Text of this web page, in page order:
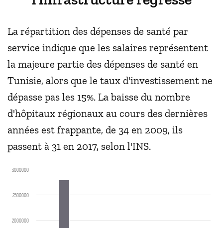
La répartition des dépenses de santé par
service indique que les salaires représentent
la majeure partie des dépenses de santé en
Tunisie, alors que le taux d'investissement ne
dépasse pas les 15%. La baisse du nombre
d'hôpitaux régionaux au cours des dernières
années est frappante, de 34 en 2009, ils
passent à 31 en 2017, selon l'INS.
2000000
2500000
3000000